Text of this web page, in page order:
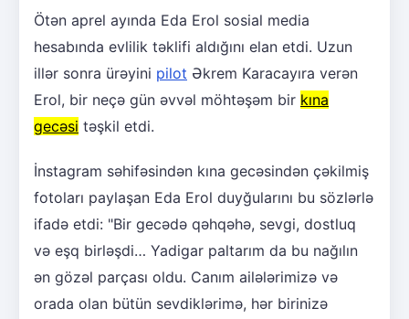
Ötən aprel ayında Eda Erol sosial media
hesabında evlilik təklifi aldığını elan etdi. Uzun
illər sonra ürəyini pilot Əkrem Karacayıra verən
Erol, bir neçə gün əvvəl möhtəşəm bir kına
gecəsi təşkil etdi.
İnstagram səhifəsindən kına gecəsindən çəkilmiş
fotoları paylaşan Eda Erol duyğularını bu sözlərlə
ifadə etdi: "Bir gecədə qəhqəhə, sevgi, dostluq
və eşq birləşdi… Yadigar paltarım da bu nağılın
ən gözəl parçası oldu. Canım ailələrimizə və
orada olan bütün sevdiklərimə, hər birinizə